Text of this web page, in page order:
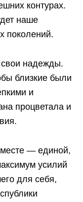
контурах.
наше
поколений.
свои надежды.
близкие были
и
процветала и
— единой,
усилий
для себя,